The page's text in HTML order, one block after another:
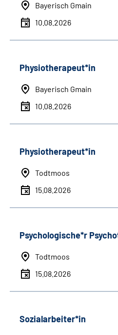
Bayerisch Gmain
10.08.2026
Physiotherapeut*in
Bayerisch Gmain
10.08.2026
Physiotherapeut*in
Todtmoos
15.08.2026
Psychologische*r
Todtmoos
15.08.2026
Sozialarbeiter*in